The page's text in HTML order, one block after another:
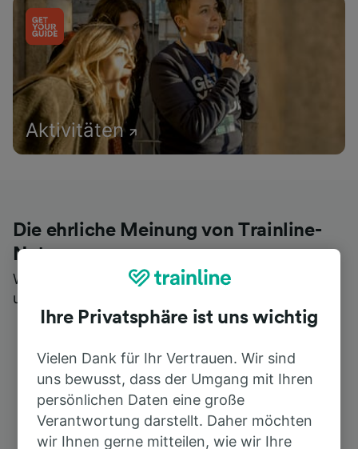
Aktivitäten
Die ehrliche Meinung von Trainline-
Nutzern
Wer könnte Ihnen besseres Feedback geben als
unsere Kunden selbst?
Ihre Privatsphäre ist uns wichtig
Vielen Dank für Ihr Vertrauen. Wir sind
uns bewusst, dass der Umgang mit Ihren
persönlichen Daten eine große
Verantwortung darstellt. Daher möchten
wir Ihnen gerne mitteilen, wie wir Ihre